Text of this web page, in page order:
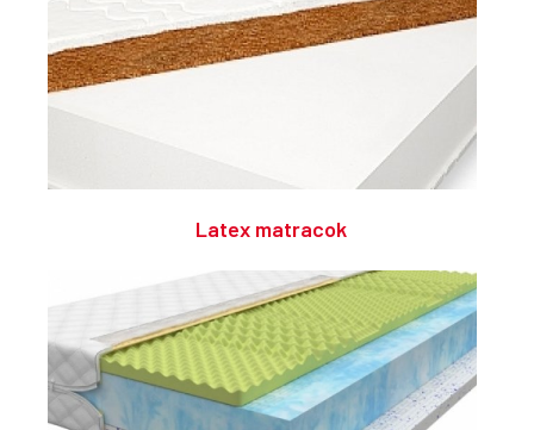
Latex matracok